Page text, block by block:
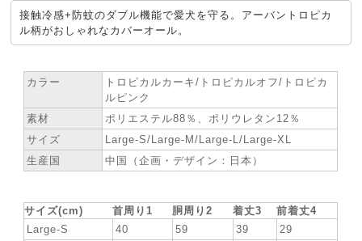
接触冷感+防蚊のダブル機能で愛犬を守る。アーバントロピカ
ル柄がおしゃれなカバーオール。
カラー
トロピカルカーキ/トロピカルオフ/トロピカ
ルピンク
素材
ポリエステル88％、ポリウレタン12％
サイズ
Large-S/Large-M/Large-L/Large-XL
生産国
中国（企画・デザイン：日本）
サイズ(cm)
首周り1 胴周り2 着丈3
前着丈4
Large-S
40 59 39
29